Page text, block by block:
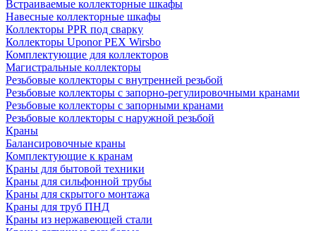
Встраиваемые коллекторные шкафы
Навесные коллекторные шкафы
Коллекторы PPR под сварку
Коллекторы Uponor PEX Wirsbo
Комплектующие для коллекторов
Магистральные коллекторы
Резьбовые коллекторы с внутренней резьбой
Резьбовые коллекторы с запорно-регулировочными кранами
Резьбовые коллекторы с запорными кранами
Резьбовые коллекторы с наружной резьбой
Краны
Балансировочные краны
Комплектующие к кранам
Краны для бытовой техники
Краны для сильфонной трубы
Краны для скрытого монтажа
Краны для труб ПНД
Краны из нержавеющей стали